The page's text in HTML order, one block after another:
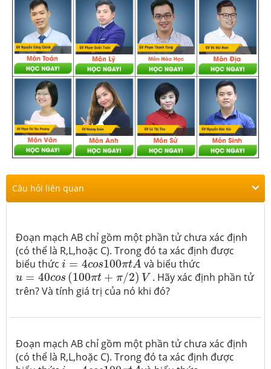
Câu hỏi liên quan
Đoạn mạch AB chỉ gồm một phần tử chưa xác định
(có thể là R,L,hoặc C). Trong đó ta xác định được
biểu thức i = 4cos100πtA
i=4cos100πtA và biểu thức
u = 40cos (100πt + π/2) V
u=40cos(100πt+π/2)V
. Hãy xác định phần tử
trên? Và tính giá trị của nó khi đó?
Đoạn mạch AB chỉ gồm một phần tử chưa xác định
(có thể là R,L,hoặc C). Trong đó ta xác định được
i=4cos100πtA